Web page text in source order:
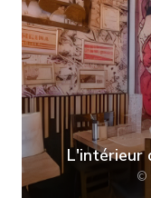
L'intérieur
©